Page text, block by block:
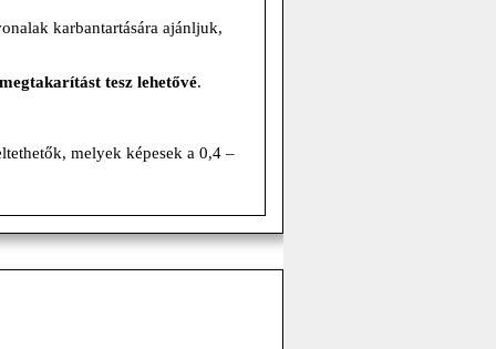
karbantartására ajánljuk,
tesz lehetővé.
melyek képesek a 0,4 –